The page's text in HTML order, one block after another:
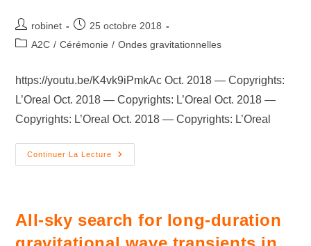
robinet
25 octobre 2018
A2C / Cérémonie / Ondes gravitationnelles
https://youtu.be/K4vk9iPmkAc Oct. 2018 — Copyrights:
L’Oreal Oct. 2018 — Copyrights: L’Oreal Oct. 2018 —
Copyrights: L’Oreal Oct. 2018 — Copyrights: L’Oreal
Continuer La Lecture
All-sky search for long-duration